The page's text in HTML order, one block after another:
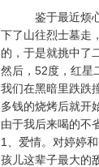
鉴于最近烦
下了山往烈士墓走
的，于是就挑中了
然后，52度，红星
我们在黑暗里跌跌
多钱的烧烤后就开
由于我后来喝的不
1、爱情。对婷婷
孩儿这辈子最大的